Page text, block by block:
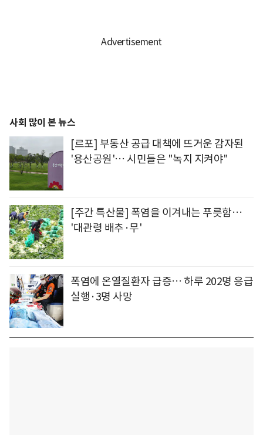
사회 많이 본 뉴스
[르포] 부동산 공급 대책에 뜨거운 감자된
'용산공원'… 시민들은 "녹지 지켜야"
[주간 특산물] 폭염을 이겨내는 푸릇함…
'대관령 배추·무'
폭염에 온열질환자 급증… 하루 202명 응급
실행·3명 사망